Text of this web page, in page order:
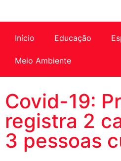
Início Educação
Meio Ambiente
Covid-19:
registra 2
3 pessoas